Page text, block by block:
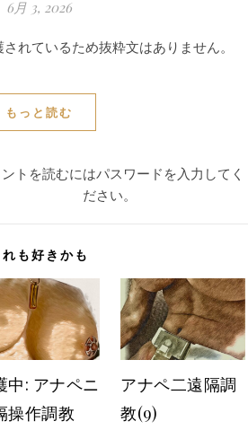
6月 3, 2026
れているため抜粋文はありません。
もっと読む
トを読むにはパスワードを入力してく
ださい。
れも好きかも
中: アナペニ
操作調教
アナペ二遠隔調
教(9)